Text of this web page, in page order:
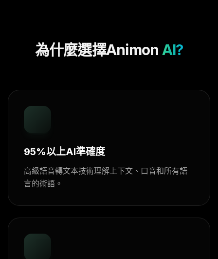
為什麼選擇Animon AI?
95%以上AI準確度
高級語音轉文本技術理解上下文、口音和所有語
言的術語。